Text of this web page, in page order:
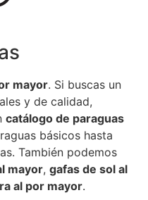
mayor. Si buscas un
y de calidad,
catálogo de paraguas
básicos hasta
También podemos
mayor, gafas de sol al
al por mayor.